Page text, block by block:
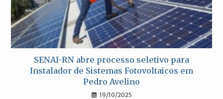
SENAI-RN abre processo seletivo para
Instalador de Sistemas Fotovoltaicos em
Pedro Avelino
19/10/2025